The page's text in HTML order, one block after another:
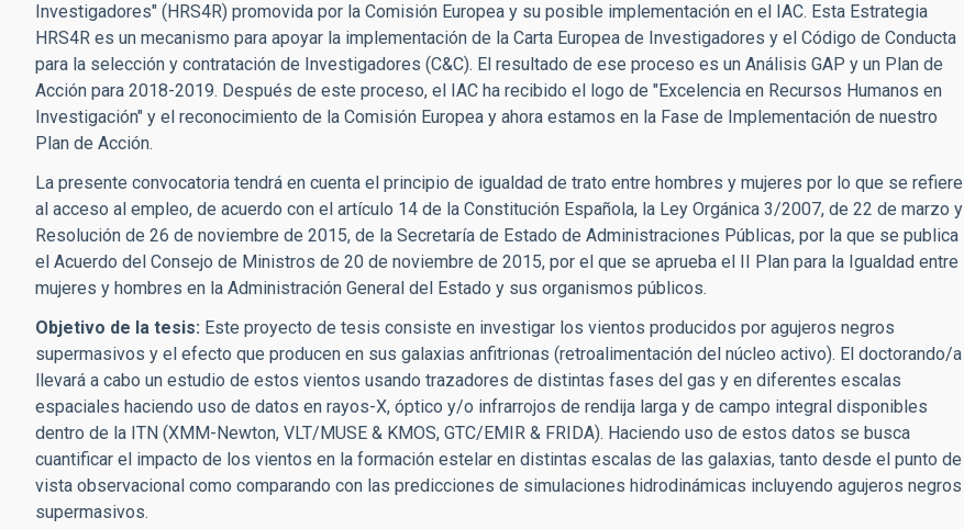
Investigadores" (HRS4R) promovida por la Comisión Europea y su posible implementación en el IAC. Esta Estrategia
HRS4R es un mecanismo para apoyar la implementación de la Carta Europea de Investigadores y el Código de Conducta
para la selección y contratación de Investigadores (C&C). El resultado de ese proceso es un Análisis GAP y un Plan de
Acción para 2018-2019. Después de este proceso, el IAC ha recibido el logo de "Excelencia en Recursos Humanos en
Investigación" y el reconocimiento de la Comisión Europea y ahora estamos en la Fase de Implementación de nuestro
Plan de Acción.
La presente convocatoria tendrá en cuenta el principio de igualdad de trato entre hombres y mujeres por lo que se refiere
al acceso al empleo, de acuerdo con el artículo 14 de la Constitución Española, la Ley Orgánica 3/2007, de 22 de marzo y
Resolución de 26 de noviembre de 2015, de la Secretaría de Estado de Administraciones Públicas, por la que se publica
el Acuerdo del Consejo de Ministros de 20 de noviembre de 2015, por el que se aprueba el II Plan para la Igualdad entre
mujeres y hombres en la Administración General del Estado y sus organismos públicos.
Objetivo de la tesis: Este proyecto de tesis consiste en investigar los vientos producidos por agujeros negros
supermasivos y el efecto que producen en sus galaxias anfitrionas (retroalimentación del núcleo activo). El doctorando/a
llevará a cabo un estudio de estos vientos usando trazadores de distintas fases del gas y en diferentes escalas
espaciales haciendo uso de datos en rayos-X, óptico y/o infrarrojos de rendija larga y de campo integral disponibles
dentro de la ITN (XMM-Newton, VLT/MUSE & KMOS, GTC/EMIR & FRIDA). Haciendo uso de estos datos se busca
cuantificar el impacto de los vientos en la formación estelar en distintas escalas de las galaxias, tanto desde el punto de
vista observacional como comparando con las predicciones de simulaciones hidrodinámicas incluyendo agujeros negros
supermasivos.